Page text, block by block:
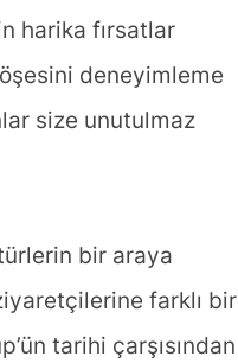
harika fırsatlar
deneyimleme
size unutulmaz
bir araya
farklı bir
tarihi çarşısından